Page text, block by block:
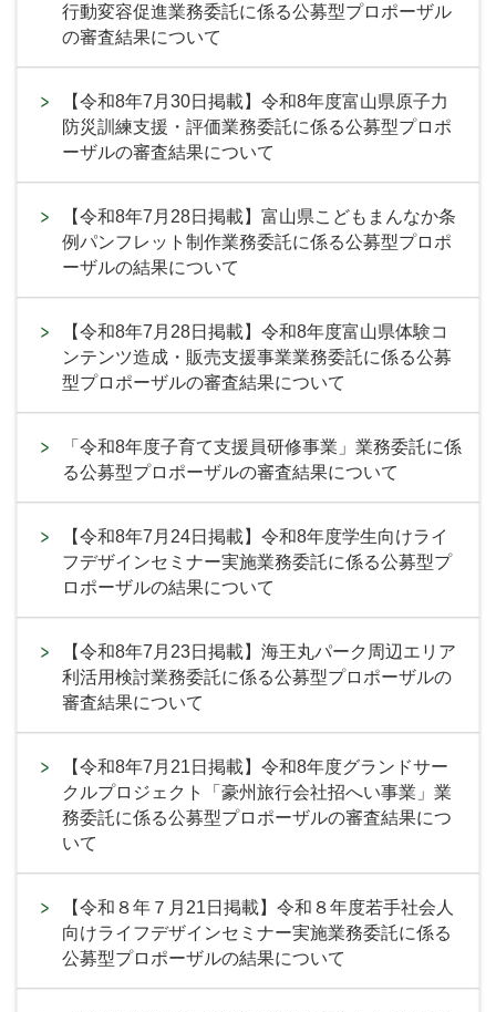
行動変容促進業務委託に係る公募型プロポーザル
の審査結果について
【令和8年7月30日掲載】令和8年度富山県原子力
防災訓練支援・評価業務委託に係る公募型プロポ
ーザルの審査結果について
【令和8年7月28日掲載】富山県こどもまんなか条
例パンフレット制作業務委託に係る公募型プロポ
ーザルの結果について
【令和8年7月28日掲載】令和8年度富山県体験コ
ンテンツ造成・販売支援事業業務委託に係る公募
型プロポーザルの審査結果について
「令和8年度子育て支援員研修事業」業務委託に係
る公募型プロポーザルの審査結果について
【令和8年7月24日掲載】令和8年度学生向けライ
フデザインセミナー実施業務委託に係る公募型プ
ロポーザルの結果について
【令和8年7月23日掲載】海王丸パーク周辺エリア
利活用検討業務委託に係る公募型プロポーザルの
審査結果について
【令和8年7月21日掲載】令和8年度グランドサー
クルプロジェクト「豪州旅行会社招へい事業」業
務委託に係る公募型プロポーザルの審査結果につ
いて
【令和８年７月21日掲載】令和８年度若手社会人
向けライフデザインセミナー実施業務委託に係る
公募型プロポーザルの結果について